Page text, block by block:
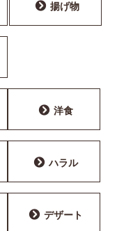
揚げ物
洋食
ハラル
デザート